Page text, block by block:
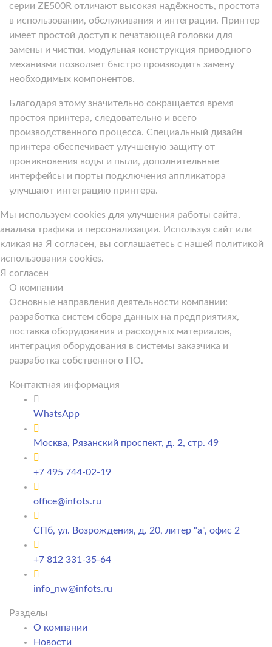
серии ZE500R отличают высокая надёжность, простота
в использовании, обслуживания и интеграции. Принтер
имеет простой доступ к печатающей головки для
замены и чистки, модульная конструкция приводного
механизма позволяет быстро производить замену
необходимых компонентов.
Благодаря этому значительно сокращается время
простоя принтера, следовательно и всего
производственного процесса. Специальный дизайн
принтера обеспечивает улучшеную защиту от
проникновения воды и пыли, дополнительные
интерфейсы и порты подключения аппликатора
улучшают интеграцию принтера.
Мы используем cookies для улучшения работы сайта,
анализа трафика и персонализации. Используя сайт или
кликая на Я согласен, вы соглашаетесь с нашей политикой
использования cookies.
Я согласен
О компании
Основные направления деятельности компании:
разработка систем сбора данных на предприятиях,
поставка оборудования и расходных материалов,
интеграция оборудования в системы заказчика и
разработка собственного ПО.
Контактная информация
WhatsApp
Москва, Рязанский проспект, д. 2, стр. 49
+7 495 744-02-19
office@infots.ru
СПб, ул. Возрождения, д. 20, литер "a", офис 2
+7 812 331-35-64
info_nw@infots.ru
Разделы
О компании
Новости